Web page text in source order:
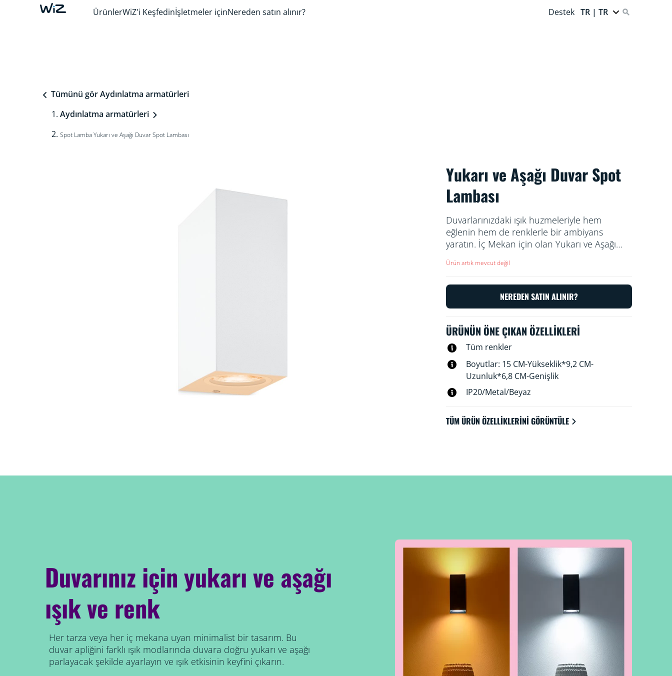
ÜrünlerWiZ'i Keşfedinİşletmeler içinNereden satın alınır? Destek TR | TR
Tümünü gör Aydınlatma armatürleri
Aydınlatma armatürleri
Spot Lamba Yukarı ve Aşağı Duvar Spot Lambası
Yukarı ve Aşağı Duvar Spot
Lambası
Duvarlarınızdaki ışık huzmeleriyle hem
eğlenin hem de renklerle bir ambiyans
yaratın. İç Mekan için olan Yukarı ve Aşağı
aydınlatarak ilginç ışık şekilleri, gölgeler ve
Ürün artık mevcut değil
NEREDEN SATIN ALINIR?
ÜRÜNÜN ÖNE ÇIKAN ÖZELLIKLERI
Tüm renkler
Boyutlar: 15 CM-Yükseklik*9,2 CM-
Uzunluk*6,8 CM-Genişlik
IP20/Metal/Beyaz
TÜM ÜRÜN ÖZELLIKLERINI GÖRÜNTÜLE
Duvarınız için yukarı ve aşağı
ışık ve renk
Her tarza veya her iç mekana uyan minimalist bir tasarım. Bu
duvar apliğini farklı ışık modlarında duvara doğru yukarı ve aşağı
parlayacak şekilde ayarlayın ve ışık etkisinin keyfini çıkarın.